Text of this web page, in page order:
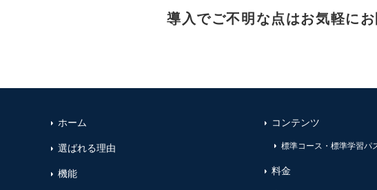
導入でご不明な点はお気軽に
ホーム
選ばれる理由
機能
コンテンツ
標準コース・標準学習パ
料金